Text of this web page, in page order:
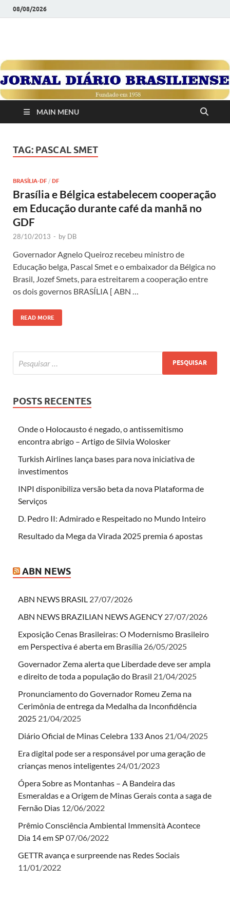
08/08/2026
JORNAL DIÁRIO
BRASILIENSE
1958
MAIN MENU
TAG: PASCAL SMET
BRASÍLIA-DF / DF
Brasília e Bélgica estabelecem cooperação
em Educação durante café da manhã no
GDF
28/10/2013 - by DB
Governador Agnelo Queiroz recebeu ministro de
Educação belga, Pascal Smet e o embaixador da Bélgica no
Brasil, Jozef Smets, para estreitarem a cooperação entre
os dois governos BRASÍLIA [ ABN …
READ MORE
POSTS RECENTES
Onde o Holocausto é negado, o antissemitismo
encontra abrigo – Artigo de Silvia Wolosker
Turkish Airlines lança bases para nova iniciativa de
investimentos
INPI disponibiliza versão beta da nova Plataforma de
Serviços
D. Pedro II: Admirado e Respeitado no Mundo Inteiro
Resultado da Mega da Virada 2025 premia 6 apostas
ABN NEWS
ABN NEWS BRASIL 27/07/2026
ABN NEWS BRAZILIAN NEWS AGENCY 27/07/2026
Exposição Cenas Brasileiras: O Modernismo Brasileiro
em Perspectiva é aberta em Brasília 26/05/2025
Governador Zema alerta que Liberdade deve ser ampla
e direito de toda a população do Brasil 21/04/2025
Pronunciamento do Governador Romeu Zema na
Cerimônia de entrega da Medalha da Inconfidência
2025 21/04/2025
Diário Oficial de Minas Celebra 133 Anos 21/04/2025
Era digital pode ser a responsável por uma geração de
crianças menos inteligentes 24/01/2023
Ópera Sobre as Montanhas – A Bandeira das
Esmeraldas e a Origem de Minas Gerais conta a saga de
Fernão Dias 12/06/2022
Prêmio Consciência Ambiental Immensità Acontece
Dia 14 em SP07/06/2022
GETTR avança e surpreende nas Redes Sociais
11/01/2022